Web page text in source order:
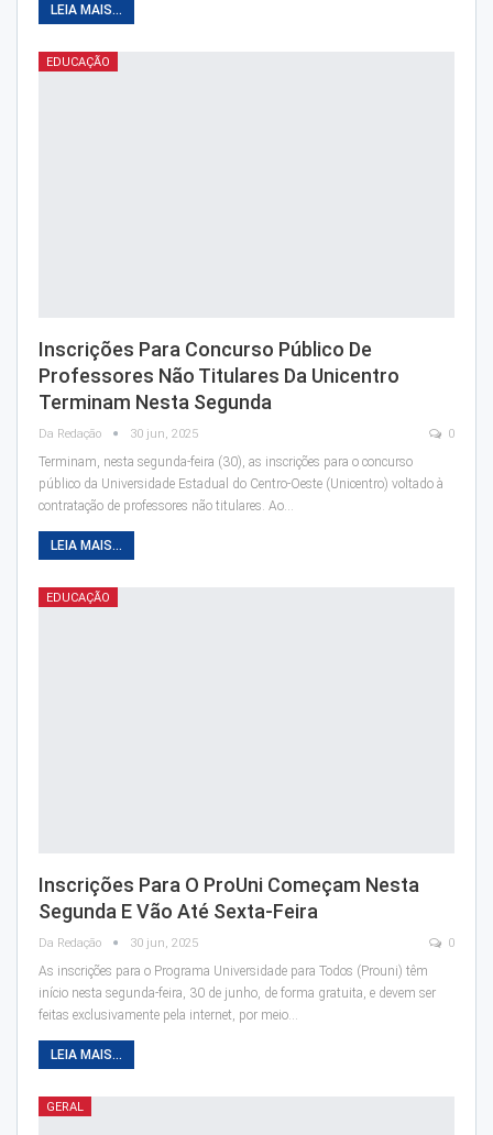
LEIA MAIS...
EDUCAÇÃO
Inscrições Para Concurso Público De
Professores Não Titulares Da Unicentro
Terminam Nesta Segunda
Da Redação 30 jun, 2025 0
Terminam, nesta segunda-feira (30), as inscrições para o concurso
público da Universidade Estadual do Centro-Oeste (Unicentro) voltado à
contratação de professores não titulares. Ao…
LEIA MAIS...
EDUCAÇÃO
Inscrições Para O ProUni Começam Nesta
Segunda E Vão Até Sexta-Feira
Da Redação 30 jun, 2025 0
As inscrições para o Programa Universidade para Todos (Prouni) têm
início nesta segunda-feira, 30 de junho, de forma gratuita, e devem ser
feitas exclusivamente pela internet, por meio…
LEIA MAIS...
GERAL